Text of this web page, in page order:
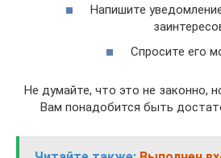
Напишите
Спросите его
Не думайте, что это не законно,
Вам понадобится быть